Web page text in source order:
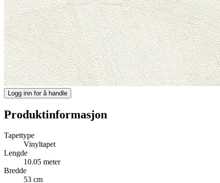
Logg inn for å handle
Produktinformasjon
Tapettype
Vinyltapet
Lengde
10.05 meter
Bredde
53 cm